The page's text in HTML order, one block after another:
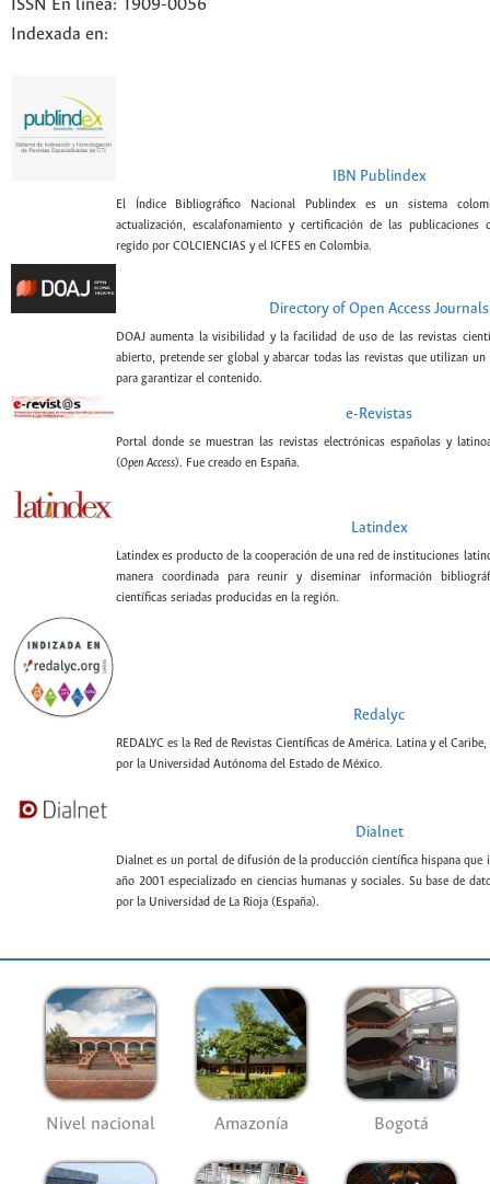
ISSN En línea: 1909-0056
Indexada en:
IBN Publindex
El Índice Bibliográfico Nacional Publindex es un sistema
actualización, escalafonamiento y certificación de las publicaciones
regido por COLCIENCIAS y el ICFES en Colombia.
Directory of Open Access Journals
DOAJ aumenta la visibilidad y la facilidad de uso de las revistas
abierto, pretende ser global y abarcar todas las revistas que utilizan
para garantizar el contenido.
e-Revistas
Portal donde se muestran las revistas electrónicas españolas y
(Open Access). Fue creado en España.
Latindex
Latindex es producto de la cooperación de una red de instituciones
manera coordinada para reunir y diseminar información
científicas seriadas producidas en la región.
Redalyc
REDALYC es la Red de Revistas Científicas de América. Latina y el
por la Universidad Autónoma del Estado de México.
Dialnet
Dialnet es un portal de difusión de la producción científica hispana
año 2001 especializado en ciencias humanas y sociales. Su base de
por la Universidad de La Rioja (España).
Nivel nacional Amazonía Bogotá